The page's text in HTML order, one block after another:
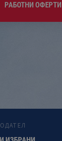
РАБОТНИ ОФЕРТИ